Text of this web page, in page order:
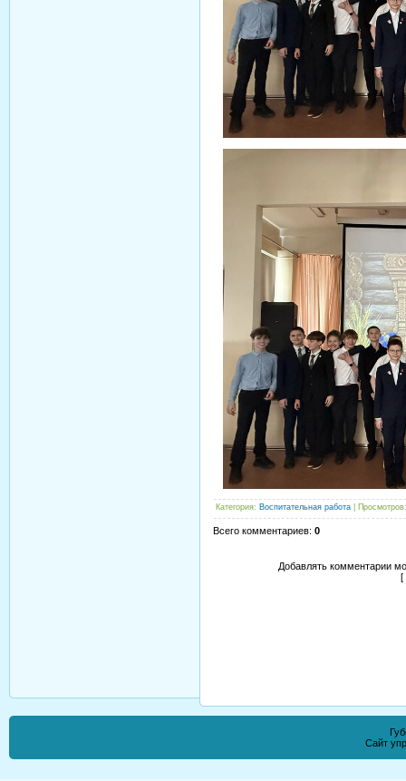
Категория: Воспитательная работа Просмотров
Всего комментариев: 0
Добавлять комментарии
[
Сайт